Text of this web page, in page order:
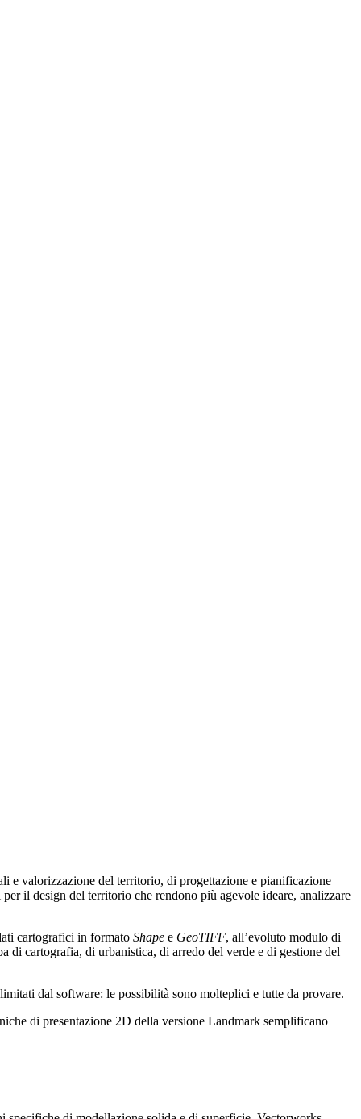
e valorizzazione del territorio, di progettazione e pianificazione
il design del territorio che rendono più agevole ideare, analizzare
cartografici in formato Shape e GeoTIFF, all’evoluto modulo di
di cartografia, di urbanistica, di arredo del verde e di gestione del
dal software: le possibilità sono molteplici e tutte da provare.
di presentazione 2D della versione Landmark semplificano